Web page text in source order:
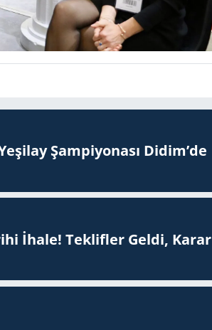
Şam­pi­yo­na­sı Didim’de
İhale! Teklifler Geldi, Karar